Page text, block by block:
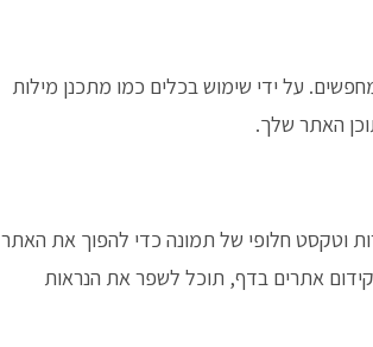
על ידי שימוש בכלים כמו מתכנן מילות
וטקסט חלופי של תמונה כדי להפוך את האתר
אתרים בדף, תוכל לשפר את הנראות